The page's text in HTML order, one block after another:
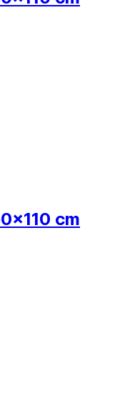
cm